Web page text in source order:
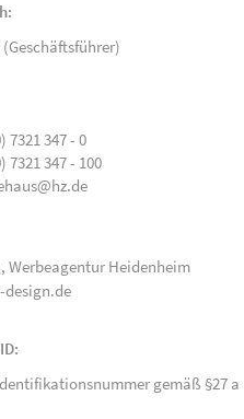
7321 347 - 0
7321 347 - 100
Werbeagentur Heidenheim
gemäß §27 a